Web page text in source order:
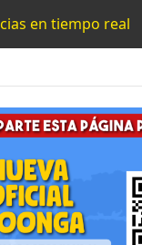
en tiempo real
Bloqueo Al Aguacate